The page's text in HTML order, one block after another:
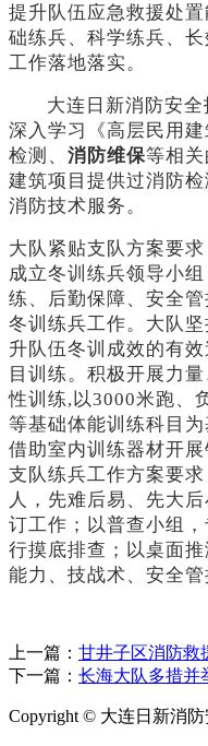
提升队伍应急救援处
础练兵、科学练兵、
工作落地落实。
大连日新消防安
深入学习《高层民用
检测、 消防维保等相
建筑项目提供过消防检
消防技术服务。
大队紧贴支队方案要
成立冬训练兵领导小
练、后勤保障、安全
冬训练兵工作。大队
升队伍冬训成效的有
目训练。积极开展力
性训练,以3000米跑、
等基础体能训练科目
借助室内训练器材开
支队练兵工作方案要
人，先难后易、先大
订工作；以普查小组
行摸底排查；以桌面
能力、技战术、安全管
上一篇： 甘井子区消防救
下一篇： 长海大队多措并
Copyright © 大连日新消